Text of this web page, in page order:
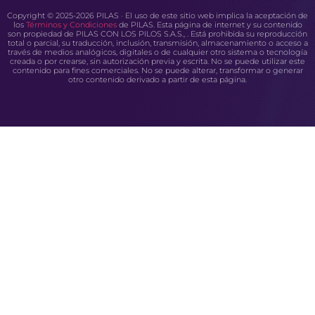
Copyright © 2025-2026 PILAS · El uso de este sitio web implica la aceptación de
los Términos y Condicionesde PILAS. Esta página de internet y su contenido
son propiedad de PILAS CON LOS PILOS S.A.S., . Está prohibida su reproducción
total o parcial, su traducción, inclusión, transmisión, almacenamiento o acceso a
través de medios analógicos, digitales o de cualquier otro sistema o tecnología
creada o por crearse, sin autorización previa y escrita. No se puede utilizar este
contenido para fines comerciales. No se puede alterar, transformar o generar
otro contenido derivado a partir de esta página.